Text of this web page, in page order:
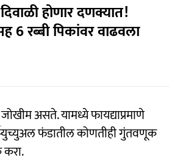
होणार दणक्यात!
रब्बी पिकांवर वाढवला
जोखीम असते. यामध्ये फायद्याप्रमाणे
म्युच्युअल फंडातील कोणतीही गुंतवणूक